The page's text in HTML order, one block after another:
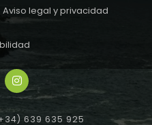
Aviso legal y privacidad
639 635 925